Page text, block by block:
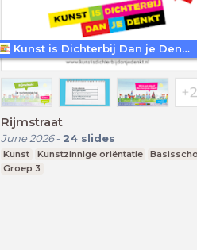
Rijmstraat
June 2026- 24 slides
Kunst Kunstzinnige oriëntatie
Groep 3
Kunst is Dichterbij Dan je Denkt (KIDD)